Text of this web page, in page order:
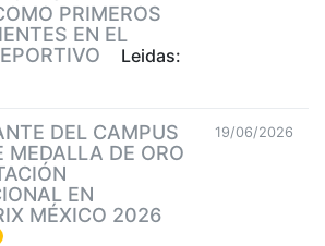
PRIMEROS
EN EL
Leidas:
DEL CAMPUS
MEDALLA DE ORO
EN
MÉXICO 2026
19/06/2026